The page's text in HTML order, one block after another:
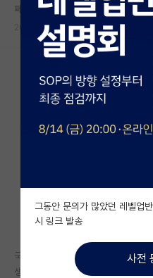
연구실&오픈랩
커뮤니티
커뮤니티 홈
전체글보기
베스트 게시판
자유 게시판(아무개랩)
미국 유학 게시판
미국 대학원 합격 후기 게
대학원생 모집 게시판
쩨쩨한 아리스토텔레스
2023.08.06 29 8745
국내 랩에서 석박사포닥까지 하면
생각하고 실적도 객관적으로 괜찮
그동안 문의가 많았던 레벨업
시 링크 발송
사전